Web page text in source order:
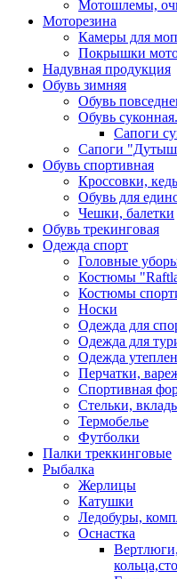
Мотошлемы,
Моторезина
Камеры для
Покрышки
Надувная продукция
Обувь зимняя
Обувь
Обувь суконная.
Сапоги
Сапоги
Обувь спортивная
Кроссовки,
Обувь для
Чешки, балетки
Обувь трекинговая
Одежда спорт
Головные
Костюмы
Костюмы
Носки
Одежда для
Одежда для
Одежда
Перчатки,
Спортивная
Стельки,
Термобелье
Футболки
Палки треккинговые
Рыбалка
Жерлицы
Катушки
Ледобуры,
Оснастка